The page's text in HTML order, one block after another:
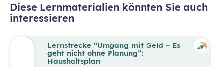
Diese Lernmaterialien könnten Sie auch
interessieren
Lernstrecke “Umgang mit Geld – Es
geht nicht ohne Planung”:
Haushaltsplan